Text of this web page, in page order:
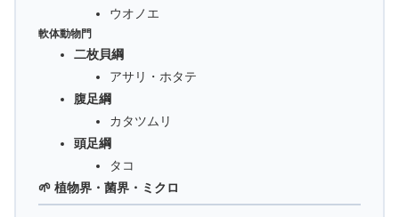
ウオノエ
軟体動物門
二枚貝綱
アサリ・ホタテ
腹足綱
カタツムリ
頭足綱
タコ
🌱 植物界・菌界・ミクロ